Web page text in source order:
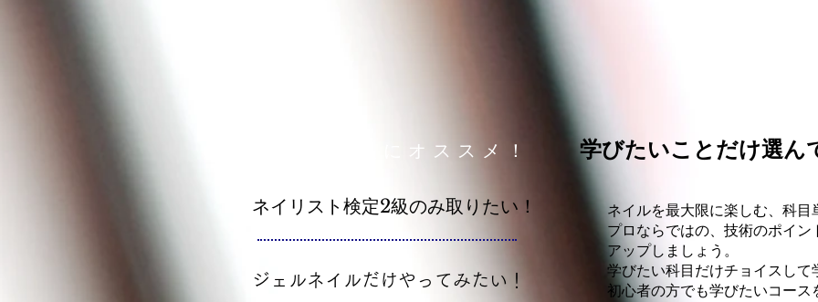
こんな人にオススメ！
ネイリスト検定2級のみ取りたい！
ジェルネイルだけやってみたい！
学びたいことだけ選ん
ネイルを最大限に楽しむ、科
プロならではの、技術のポイ
アップしましょう。
学びたい科目だけチョイスして
初心者の方でも学びたいコー